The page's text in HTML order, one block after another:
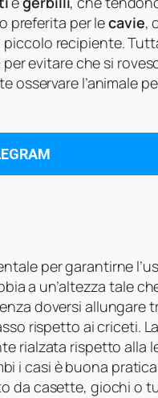
preferita per lecavie,
recipiente.
evitare che si
osservare l’animale
per garantirne
a un’altezza tale
doversi allungare
rispetto ai criceti.
rialzata rispetto alla
i casi è buona
da casette, giochi o